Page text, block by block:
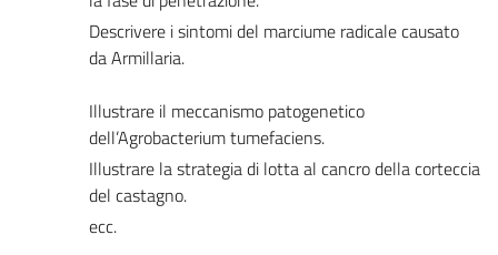
Descrivere i sintomi del marciume radicale causato
da Armillaria.
Illustrare il meccanismo patogenetico
dell’Agrobacterium tumefaciens.
Illustrare la strategia di lotta al cancro della corteccia
del castagno.
ecc.